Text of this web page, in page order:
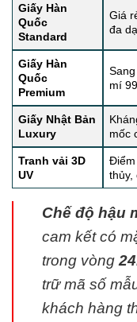
Giấy Hàn
Quốc
Standard
Giá
đa
Giấy Hàn
Quốc
Premium
mí
Giấy Nhật Bản
Luxury
mốc
Tranh vải 3D
UV
Điểm
thủy,
Chế độ hậu
cam kết có
trong vòng
trữ mã số
khách hàng